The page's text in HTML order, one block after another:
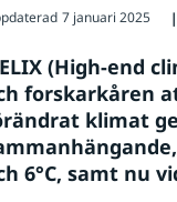
7 januari 2025 ❘
(High-end
forskarkåren
klimat
6°C, samt nu